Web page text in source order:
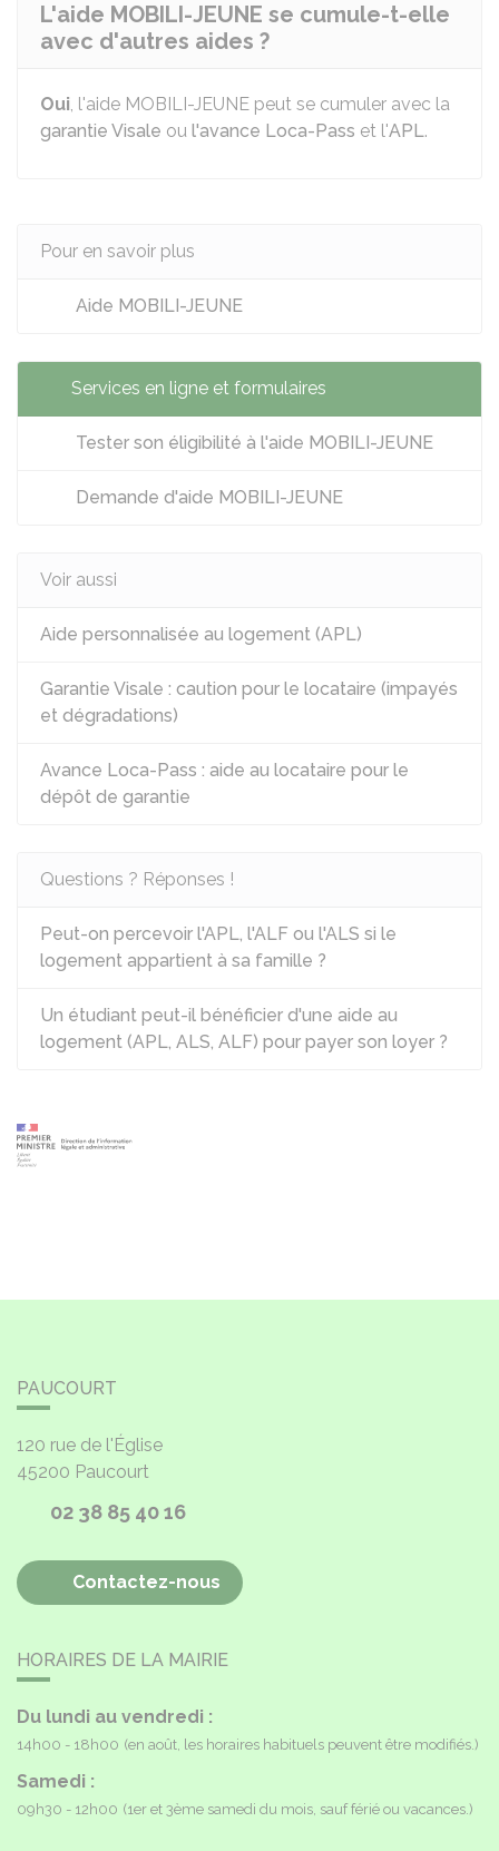
L'aide MOBILI-JEUNE se cumule-t-elle
avec d'autres aides ?
Oui, l'aide MOBILI-JEUNE peut se cumuler avec la
garantie Visale ou l'avance Loca-Pass et l'APL.
Pour en savoir plus
Aide MOBILI-JEUNE
Services en ligne et formulaires
Tester son éligibilité à l'aide MOBILI-JEUNE
Demande d'aide MOBILI-JEUNE
Voir aussi
Aide personnalisée au logement (APL)
Garantie Visale : caution pour le locataire (impayés
et dégradations)
Avance Loca-Pass : aide au locataire pour le
dépôt de garantie
Questions ? Réponses !
Peut-on percevoir l'APL, l'ALF ou l'ALS si le
logement appartient à sa famille ?
Un étudiant peut-il bénéficier d'une aide au
logement (APL, ALS, ALF) pour payer son loyer ?
PAUCOURT
120 rue de l'Église
45200 Paucourt
02 38 85 40 16
Contactez-nous
HORAIRES DE LA MAIRIE
Du lundi au vendredi :
14h00 - 18h00 (en août, les horaires habituels peuvent être modifiés.)
Samedi :
09h30 - 12h00 (1er et 3ème samedi du mois, sauf férié ou vacances.)